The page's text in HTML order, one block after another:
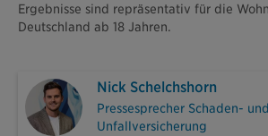
Ergebnisse sind repräsentativ für die
Deutschland ab 18 Jahren.
Nick Schelchshorn
Pressesprecher Schaden- und
Unfallversicherung